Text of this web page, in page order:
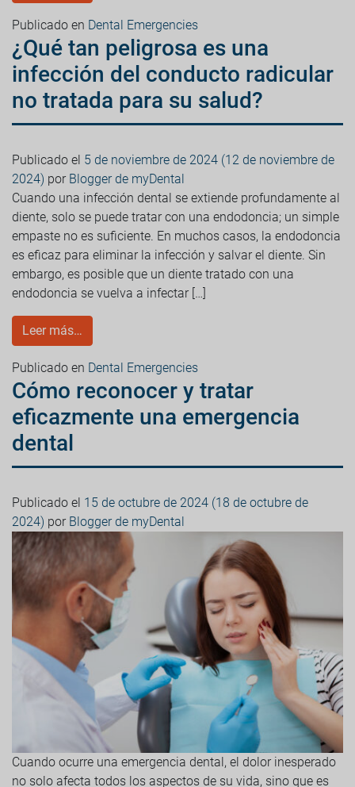
Publicado en Dental Emergencies
¿Qué tan peligrosa es una
infección del conducto radicular
no tratada para su salud?
Publicado el 5 de noviembre de 2024 (12 de noviembre de
2024) por Blogger de myDental
Cuando una infección dental se extiende profundamente al
diente, solo se puede tratar con una endodoncia; un simple
empaste no es suficiente. En muchos casos, la endodoncia
es eficaz para eliminar la infección y salvar el diente. Sin
embargo, es posible que un diente tratado con una
endodoncia se vuelva a infectar […]
Leer más…
Publicado en Dental Emergencies
Cómo reconocer y tratar
eficazmente una emergencia
dental
Publicado el 15 de octubre de 2024 (18 de octubre de
2024) por Blogger de myDental
Cuando ocurre una emergencia dental, el dolor inesperado
no solo afecta todos los aspectos de su vida, sino que es